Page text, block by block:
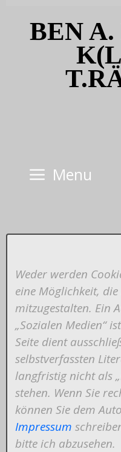
BEN
Menu
Weder werden
eine Möglichkeit,
mitzugestalten. Ein
„Sozialen Medien“
Seite dient
selbstverfassten
langfristig nicht als
stehen. Wenn Sie
können Sie dem
Impressum
bitte ich abzusehen.